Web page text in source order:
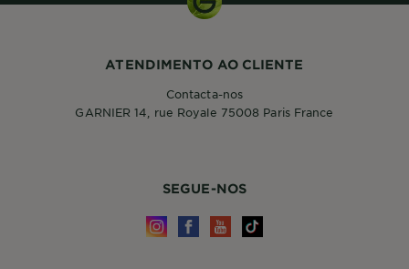
SEGUE-NOS
ATENDIMENTO AO CLIENTE
Contacta-nos
GARNIER 14, rue Royale 75008 Paris France